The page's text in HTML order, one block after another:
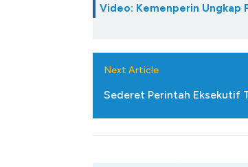
Video: Kemenperin Ungkap
Next Article
Sederet Perintah Eksekutif